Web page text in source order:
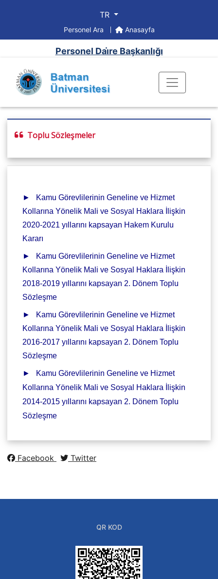
TR
Personel Ara Anasayfa
Personel Dai̇re Başkanlığı
Toplu Sözleşmeler
► Kamu Görevlilerinin Geneline ve Hizmet
Kollarına Yönelik Mali ve Sosyal Haklara İlişkin
2020-2021 yıllarını kapsayan Hakem Kurulu
Kararı
►
Kamu Görevlilerinin Geneline ve Hizmet
Kollarına Yönelik Mali ve Sosyal Haklara İlişkin
2018-2019 yıllarını kapsayan 2. Dönem Toplu
Sözleşme
►
Kamu Görevlilerinin Geneline ve Hizmet
Kollarına Yönelik Mali ve Sosyal Haklara İlişkin
2016-2017 yıllarını kapsayan 2. Dönem Toplu
Sözleşme
►
Kamu Görevlilerinin Geneline ve Hizmet
Kollarına Yönelik Mali ve Sosyal Haklara İlişkin
2014-2015 yıllarını kapsayan 2. Dönem Toplu
Sözleşme
Facebook Twitter
QR KOD